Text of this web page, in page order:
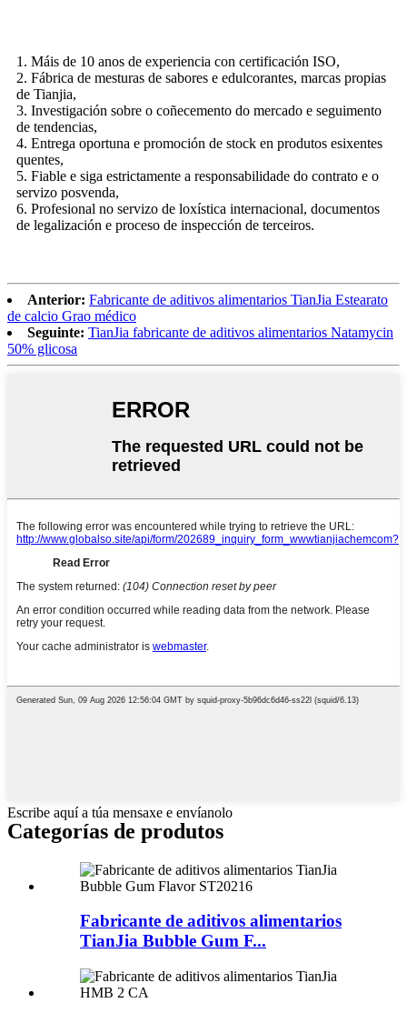
1. Máis de 10 anos de experiencia con certificación ISO,
2. Fábrica de mesturas de sabores e edulcorantes, marcas propias
de Tianjia,
3. Investigación sobre o coñecemento do mercado e seguimento
de tendencias,
4. Entrega oportuna e promoción de stock en produtos esixentes
quentes,
5. Fiable e siga estrictamente a responsabilidade do contrato e o
servizo posvenda,
6. Profesional no servizo de loxística internacional, documentos
de legalización e proceso de inspección de terceiros.
Anterior: Fabricante de aditivos alimentarios TianJia Estearato
de calcio Grao médico
Seguinte: TianJia fabricante de aditivos alimentarios Natamycin
50% glicosa
Escribe aquí a túa mensaxe e envíanolo
Categorías de produtos
Fabricante de aditivos alimentarios
TianJia Bubble Gum F...